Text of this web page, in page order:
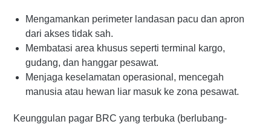
Mengamankan perimeter landasan pacu dan apron
dari akses tidak sah.
Membatasi area khusus seperti terminal kargo,
gudang, dan hanggar pesawat.
Menjaga keselamatan operasional, mencegah
manusia atau hewan liar masuk ke zona pesawat.
Keunggulan pagar BRC yang terbuka (berlubang-